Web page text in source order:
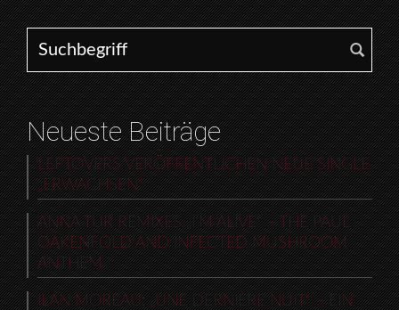
Search for:
Neueste Beiträge
LEFTOVERS VERÖFFENTLICHEN NEUE SINGLE
„ERWACHSEN“
ANNA TUR REMIXES „I’M ALIVE“ – THE PAUL
OAKENFOLD AND INFECTED MUSHROOM
ANTHEM
ILAN MOREAU: „UNE DERNIÈRE NUIT“ – EIN